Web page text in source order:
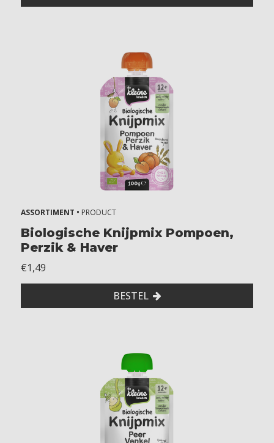
ASSORTIMENT • PRODUCT
Biologische Knijpmix Pompoen,
Perzik & Haver
€1,49
BESTEL